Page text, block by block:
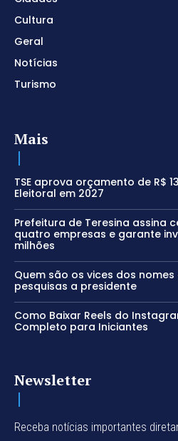
Cultura
Geral
Notícias
Turismo
Mais
TSE aprova orçamento de R$
Eleitoral em 2027
Prefeitura de Teresina assina
quatro empresas e garante
milhões
Quem são os vices dos
pesquisas a presidente
Como Baixar Reels do
Completo para Iniciantes
Newsletter
Receba notícias importantes